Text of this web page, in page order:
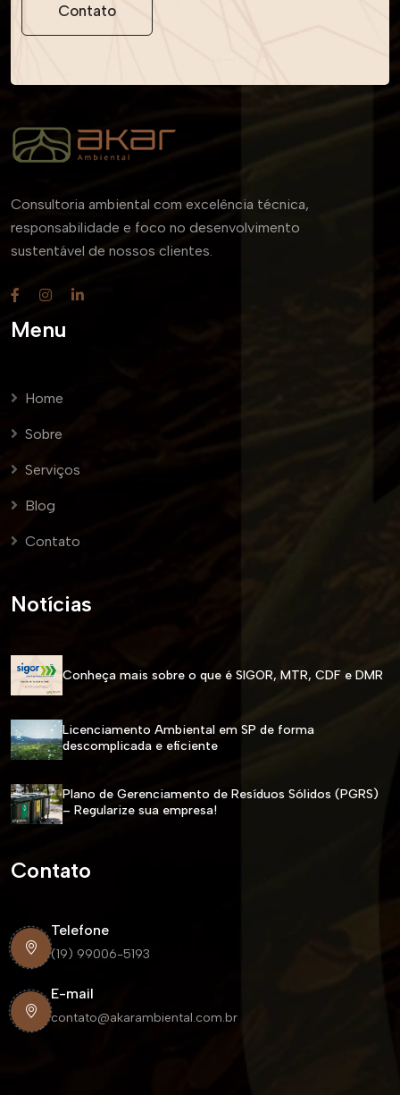
Contato
Consultoria ambiental com excelência técnica,
responsabilidade e foco no desenvolvimento
sustentável de nossos clientes.
Menu
Home
Sobre
Serviços
Blog
Contato
Notícias
Conheça mais sobre o que é SIGOR, MTR, CDF e DMR
Licenciamento Ambiental em SP de forma
descomplicada e eficiente
Plano de Gerenciamento de Resíduos Sólidos (PGRS)
– Regularize sua empresa!
Contato
Telefone
(19) 99006-5193
E-mail
contato@akarambiental.com.br